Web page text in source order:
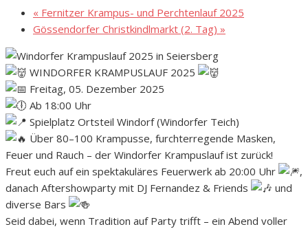
« Fernitzer Krampus- und Perchtenlauf 2025
Gössendorfer Christkindlmarkt (2. Tag) »
WINDORFER KRAMPUSLAUF 2025
Freitag, 05. Dezember 2025
Ab 18:00 Uhr
Spielplatz Ortsteil Windorf (Windorfer Teich)
Über 80–100 Krampusse, furchterregende Masken,
Feuer und Rauch – der Windorfer Krampuslauf ist zurück!
Freut euch auf ein spektakuläres Feuerwerk ab 20:00 Uhr
,
danach Aftershowparty mit DJ Fernandez & Friends
und
diverse Bars
Seid dabei, wenn Tradition auf Party trifft – ein Abend voller